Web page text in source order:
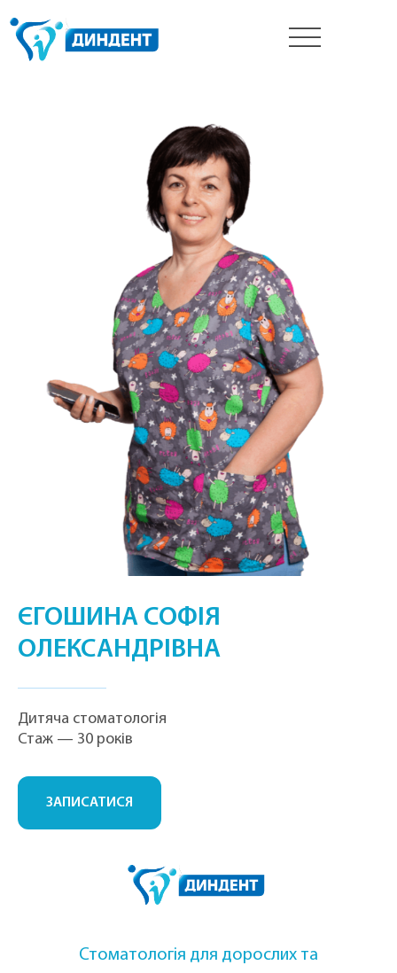
__
__
ЄГОШИНА СОФІЯ
ОЛЕКСАНДРІВНА
Дитяча стоматологія
Стаж — 30 років
ЗАПИСАТИСЯ
Стоматологія для дорослих та